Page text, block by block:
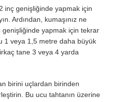
inç genişliğinde yapmak için
Ardından, kumaşınız ne
yapmak için tekrar
1 veya 1,5 metre daha büyük
tane 3 veya 4 yarda
birini uçlardan birinden
Bu ucu tahtanın üzerine